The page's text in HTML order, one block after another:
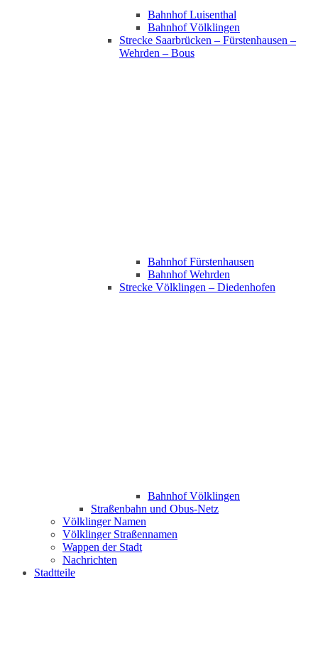
Bahnhof Luisenthal
Bahnhof Völklingen
Strecke Saarbrücken – Fürstenhausen –
Wehrden – Bous
Bahnhof Fürstenhausen
Bahnhof Wehrden
Strecke Völklingen – Diedenhofen
Bahnhof Völklingen
Straßenbahn und Obus-Netz
Völklinger Namen
Völklinger Straßennamen
Wappen der Stadt
Nachrichten
Stadtteile